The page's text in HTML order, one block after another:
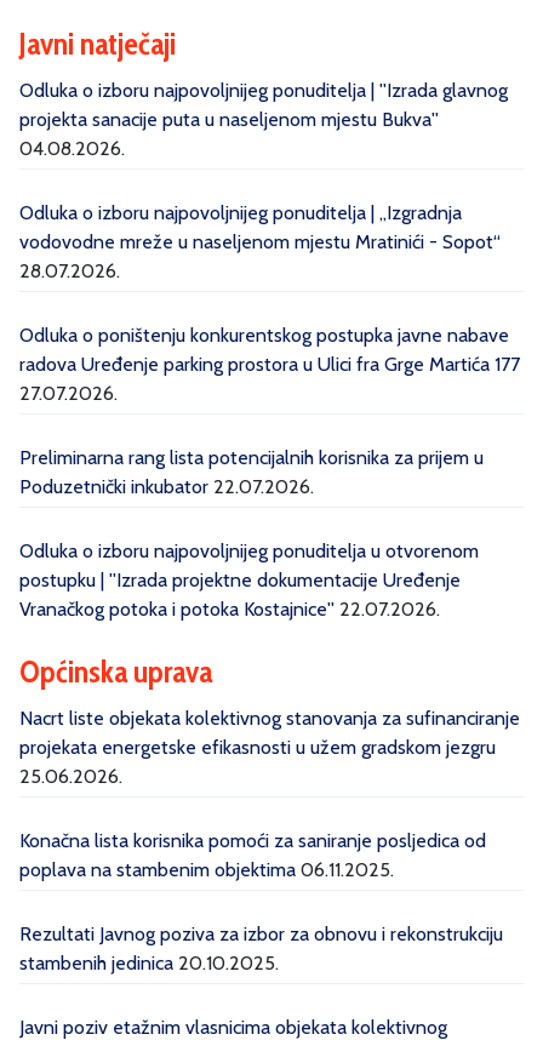
Javni natječaji
Odluka o izboru najpovoljnijeg ponuditelja | ''Izrada glavnog
projekta sanacije puta u naseljenom mjestu Bukva''
04.08.2026.
Odluka o izboru najpovoljnijeg ponuditelja | „Izgradnja
vodovodne mreže u naseljenom mjestu Mratinići - Sopot“
28.07.2026.
Odluka o poništenju konkurentskog postupka javne nabave
radova Uređenje parking prostora u Ulici fra Grge Martića 177
27.07.2026.
Preliminarna rang lista potencijalnih korisnika za prijem u
Poduzetnički inkubator 22.07.2026.
Odluka o izboru najpovoljnijeg ponuditelja u otvorenom
postupku | ''Izrada projektne dokumentacije Uređenje
Vranačkog potoka i potoka Kostajnice'' 22.07.2026.
Općinska uprava
Nacrt liste objekata kolektivnog stanovanja za sufinanciranje
projekata energetske efikasnosti u užem gradskom jezgru
25.06.2026.
Konačna lista korisnika pomoći za saniranje posljedica od
poplava na stambenim objektima 06.11.2025.
Rezultati Javnog poziva za izbor za obnovu i rekonstrukciju
stambenih jedinica 20.10.2025.
Javni poziv etažnim vlasnicima objekata kolektivnog